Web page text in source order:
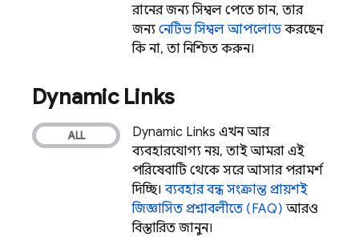
রানের জন্য সিম্বল পেতে চান, তার
জন্য নেটিভ সিম্বল আপলোডকরছেন
কি না, তা নিশ্চিত করুন।
Dynamic Links
Dynamic Links এখন আর
ব্যবহারযোগ্য নয়, তাই আমরা এই
পরিষেবাটি থেকে সরে আসার পরামর্শ
দিচ্ছি।ব্যবহার বন্ধ সংক্রান্ত প্রায়শই
জিজ্ঞাসিত প্রশ্নাবলীতে (FAQ) আরও
বিস্তারিত জানুন।